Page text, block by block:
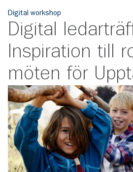
Digital workshop
Digital
Inspiration till
möten för